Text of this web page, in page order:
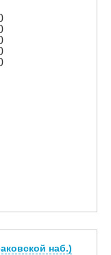
наб.)